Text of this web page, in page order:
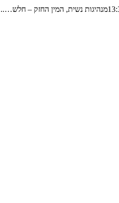
מנהיגות נשית, המין החזק – חלש…..